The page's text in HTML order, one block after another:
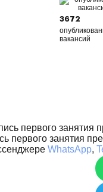
3672
вакансий
первого занятия
WhatsApp,